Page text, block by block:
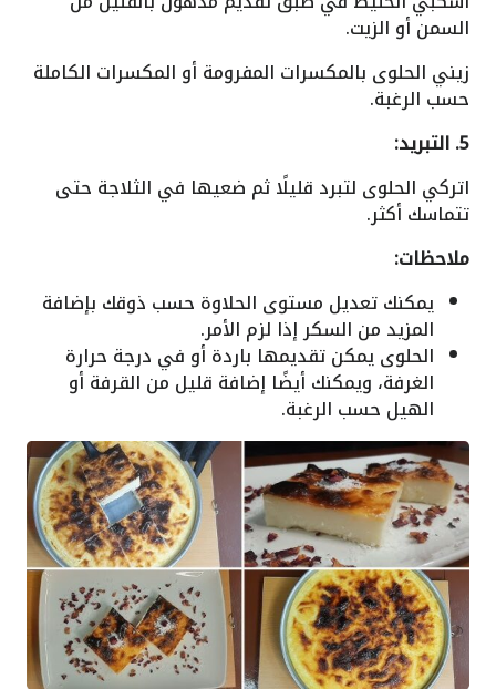
السمن أو الزيت.
زيني الحلوى بالمكسرات المفرومة أو المكسرات الكاملة
حسب الرغبة.
5. التبريد:
اتركي الحلوى لتبرد قليلًا ثم ضعيها في الثلاجة حتى
تتماسك أكثر.
ملاحظات:
يمكنك تعديل مستوى الحلاوة حسب ذوقك بإضافة
المزيد من السكر إذا لزم الأمر.
الحلوى يمكن تقديمها باردة أو في درجة حرارة
الغرفة، ويمكنك أيضًا إضافة قليل من القرفة أو
الهيل حسب الرغبة.